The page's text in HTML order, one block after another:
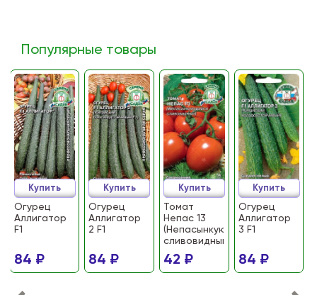
Популярные товары
Огурец
Аллигатор
F1
84 ₽
Купить
Огурец
Аллигатор
2 F1
84 ₽
Купить
Томат
Непас 13
(Непасынкующийся
сливовидный)
42 ₽
Купить
Огурец
Аллигатор
3 F1
84 ₽
Купить